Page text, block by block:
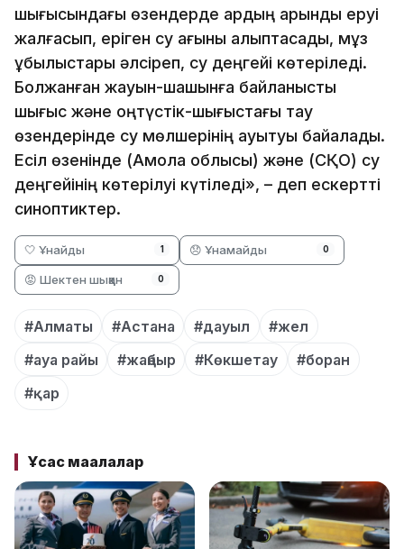
шығысындағы өзендерде қардың қарқынды еруі
жалғасып, еріген су ағыны қалыптасады, мұз
құбылыстары әлсіреп, су деңгейі көтеріледі.
Болжанған жауын-шашынға байланысты
шығыс және оңтүстік-шығыстағы тау
өзендерінде су мөлшерінің ауытқуы байқалады.
Есіл өзенінде (Ақмола облысы) және (СҚО) су
деңгейінің көтерілуі күтіледі», – деп ескертті
синоптиктер.
🤍 Ұнайды 1 😞 Ұнамайды 0
😡 Шектен шыққан 0
#Алматы #Астана #дауыл
#жел
#ауа райы
#жаңбыр #Көкшетау
#боран
#қар
Ұқсас мақалалар